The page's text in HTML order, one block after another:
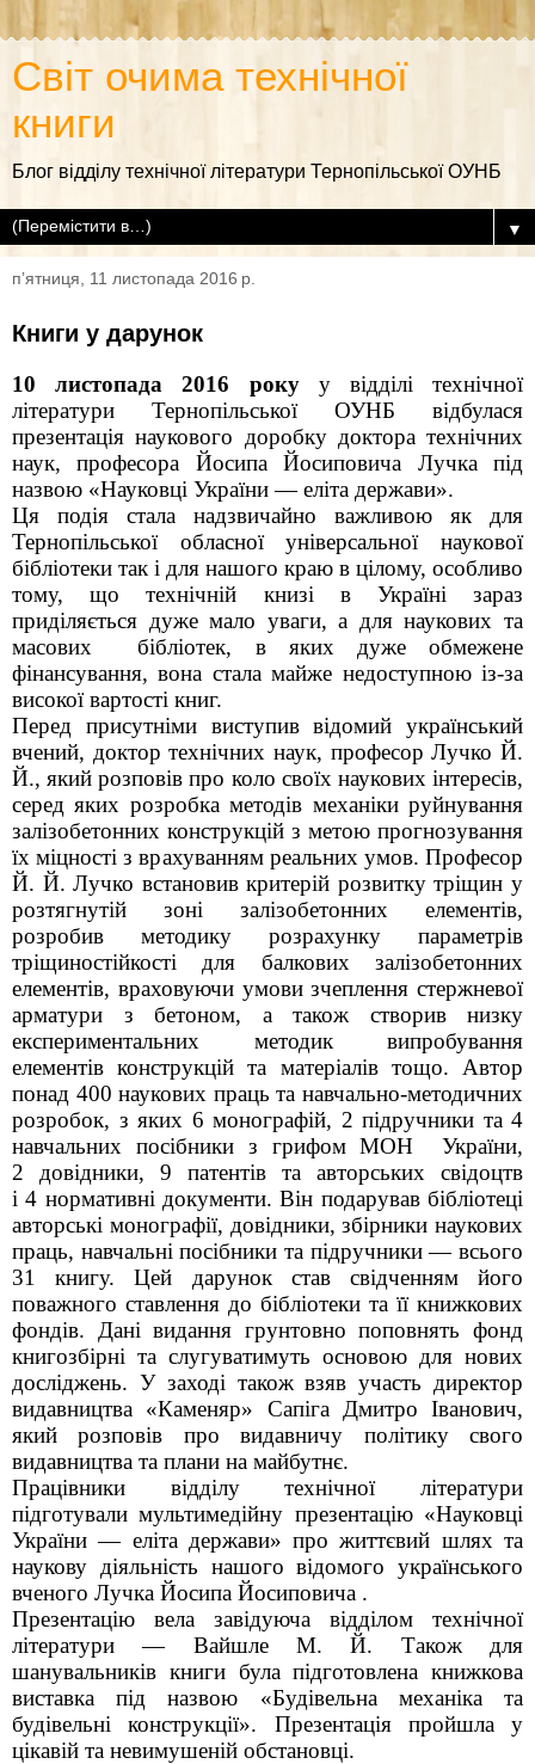
Світ очима технічної
книги
Блог відділу технічної літератури Тернопільської ОУНБ
▼
пʼятниця, 11 листопада 2016 р.
Книги у дарунок
10 листопада 2016 рокуу відділі технічної
літератури Тернопільської ОУНБ відбулася
презентація наукового доробку доктора технічних
наук, професора Йосипа Йосиповича Лучка під
назвою «Науковці України — еліта держави».
Ця подія стала надзвичайно важливою як для
Тернопільської обласної універсальної наукової
бібліотеки так і для нашого краю в цілому, особливо
тому, що технічній книзі в Україні зараз
приділяється дуже мало уваги, а для наукових та
масових бібліотек, в яких дуже обмежене
фінансування, вона стала майже недоступною із-за
високої вартості книг.
Перед присутніми виступив відомий український
вчений, доктор технічних наук, професор Лучко Й.
Й., який розповів про коло своїх наукових інтересів,
серед яких розробка методів механіки руйнування
залізобетонних конструкцій з метою прогнозування
їх міцності з врахуванням реальних умов. Професор
Й. Й. Лучко встановив критерій розвитку тріщин у
розтягнутій зоні залізобетонних елементів,
розробив методику розрахунку параметрів
тріщиностійкості для балкових залізобетонних
елементів, враховуючи умови зчеплення стержневої
арматури з бетоном, а також створив низку
експериментальних методик випробування
елементів конструкцій та матеріалів тощо. Автор
понад 400 наукових праць та навчально-методичних
розробок, з яких 6 монографій, 2 підручники та 4
навчальних посібники з грифом МОН України,
2 довідники, 9 патентів та авторських свідоцтв
і 4 нормативні документи. Він подарував бібліотеці
авторські монографії, довідники, збірники наукових
праць, навчальні посібники та підручники — всього
31 книгу. Цей дарунок став свідченням його
поважного ставлення до бібліотеки та її книжкових
фондів. Дані видання грунтовно поповнять фонд
книгозбірні та слугуватимуть основою для нових
досліджень. У заході також взяв участь директор
видавництва «Каменяр» Сапіга Дмитро Іванович,
який розповів про видавничу політику свого
видавництва та плани на майбутнє.
Працівники відділу технічної літератури
підготували мультимедійну презентацію «Науковці
України — еліта держави» про життєвий шлях та
наукову діяльність нашого відомого українського
вченого Лучка Йосипа Йосиповича .
Презентацію вела завідуюча відділом технічної
літератури — Вайшле М. Й. Також для
шанувальників книги була підготовлена книжкова
виставка під назвою «Будівельна механіка та
будівельні конструкції». Презентація пройшла у
цікавій та невимушеній обстановці.